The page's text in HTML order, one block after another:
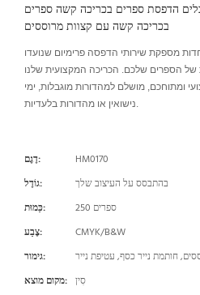
הדפסת ספרים בכריכה קשה ספרים
בכריכה קשה עם קצוות מרוססים
מספקת שירותי הדפסה פרימיום שנועדו
של הספרים שלכם. הכריכה המקצועית שלנו
ומתוחכם, מושלם למהדורות מוגבלות, ימי
נישואין או מהדורות בלעדיות.
דֶגֶם:
HM0170
גוֹדֶל:
בהתבסס על העיצוב שלך
כַּמוּת:
250 ספרים
צֶבַע:
CMYK/B&W
גימור:
חותמת נייר כסף, עטיפת נייר
מקום מוצא: סִין